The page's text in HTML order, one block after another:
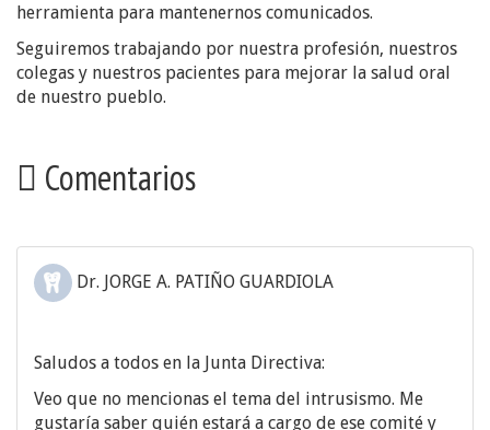
herramienta para mantenernos comunicados.
Seguiremos trabajando por nuestra profesión, nuestros
colegas y nuestros pacientes para mejorar la salud oral
de nuestro pueblo.
Comentarios
Dr. JORGE A. PATIÑO GUARDIOLA
Saludos a todos en la Junta Directiva:
Veo que no mencionas el tema del intrusismo. Me
gustaría saber quién estará a cargo de ese comité y